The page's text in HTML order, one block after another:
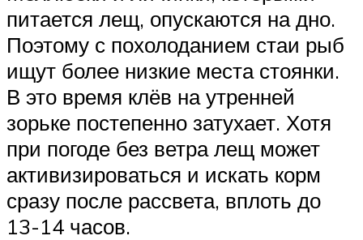
питается лещ, опускаются на дно.
Поэтому с похолоданием стаи рыб
ищут более низкие места стоянки.
В это время клёв на утренней
зорьке постепенно затухает. Хотя
при погоде без ветра лещ может
активизироваться и искать корм
сразу после рассвета, вплоть до
13-14 часов.